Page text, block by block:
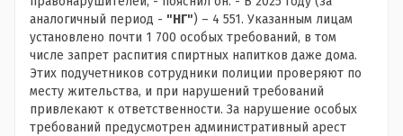
аналогичный период - "НГ") – 4 551. Указанным лицам
установлено почти 1 700 особых требований, в том
числе запрет распития спиртных напитков даже дома.
Этих подучетников сотрудники полиции проверяют по
месту жительства, и при нарушений требований
привлекают к ответственности. За нарушение особых
требований предусмотрен административный арест